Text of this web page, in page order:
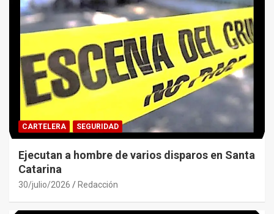
CARTELERA SEGURIDAD
Ejecutan a hombre de varios disparos en Santa
Catarina
30/julio/2026 Redacción